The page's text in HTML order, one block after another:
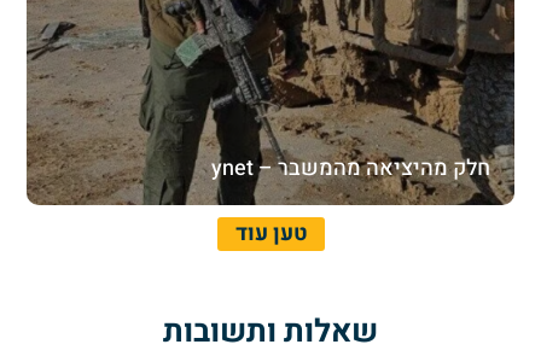
חלק מהיציאה מהמשבר – ynet
טען עוד
שאלות ותשובות